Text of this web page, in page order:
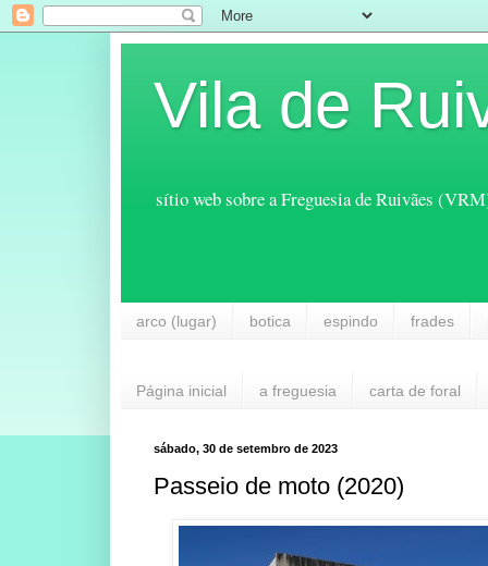
Vila de
sítio web sobre a Freguesia de Ruivães
arco (lugar) botica espindo frades
Página inicial a freguesia carta de foral
sábado, 30 de setembro de 2023
Passeio de moto (2020)